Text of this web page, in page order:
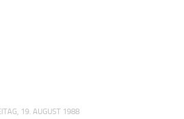
19. AUGUST 1988